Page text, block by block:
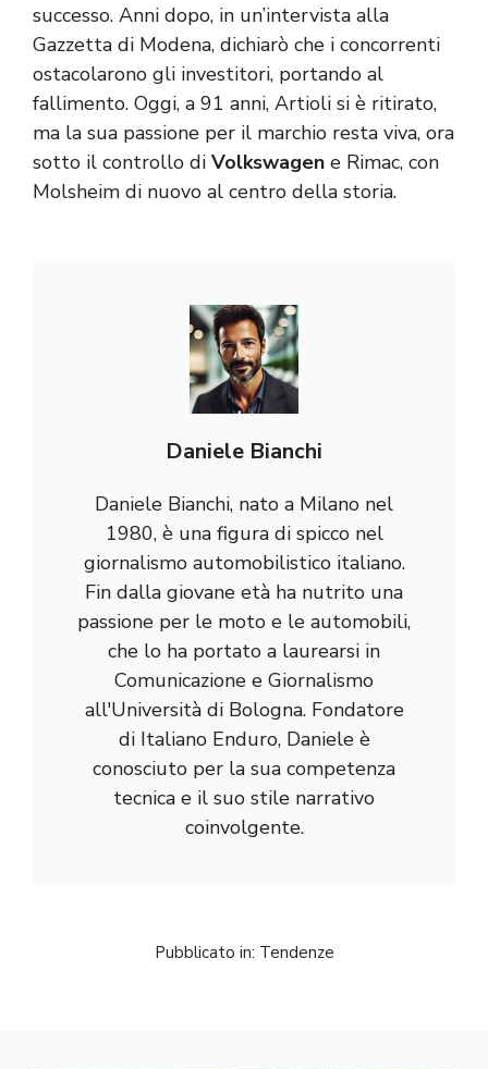
successo. Anni dopo, in un’intervista alla
Gazzetta di Modena, dichiarò che i concorrenti
ostacolarono gli investitori, portando al
fallimento. Oggi, a 91 anni, Artioli si è ritirato,
ma la sua passione per il marchio resta viva, ora
sotto il controllo di Volkswagen e Rimac, con
Molsheim di nuovo al centro della storia.
Daniele Bianchi
Daniele Bianchi, nato a Milano nel
1980, è una figura di spicco nel
giornalismo automobilistico italiano.
Fin dalla giovane età ha nutrito una
passione per le moto e le automobili,
che lo ha portato a laurearsi in
Comunicazione e Giornalismo
all'Università di Bologna. Fondatore
di Italiano Enduro, Daniele è
conosciuto per la sua competenza
tecnica e il suo stile narrativo
coinvolgente.
Pubblicato in: Tendenze